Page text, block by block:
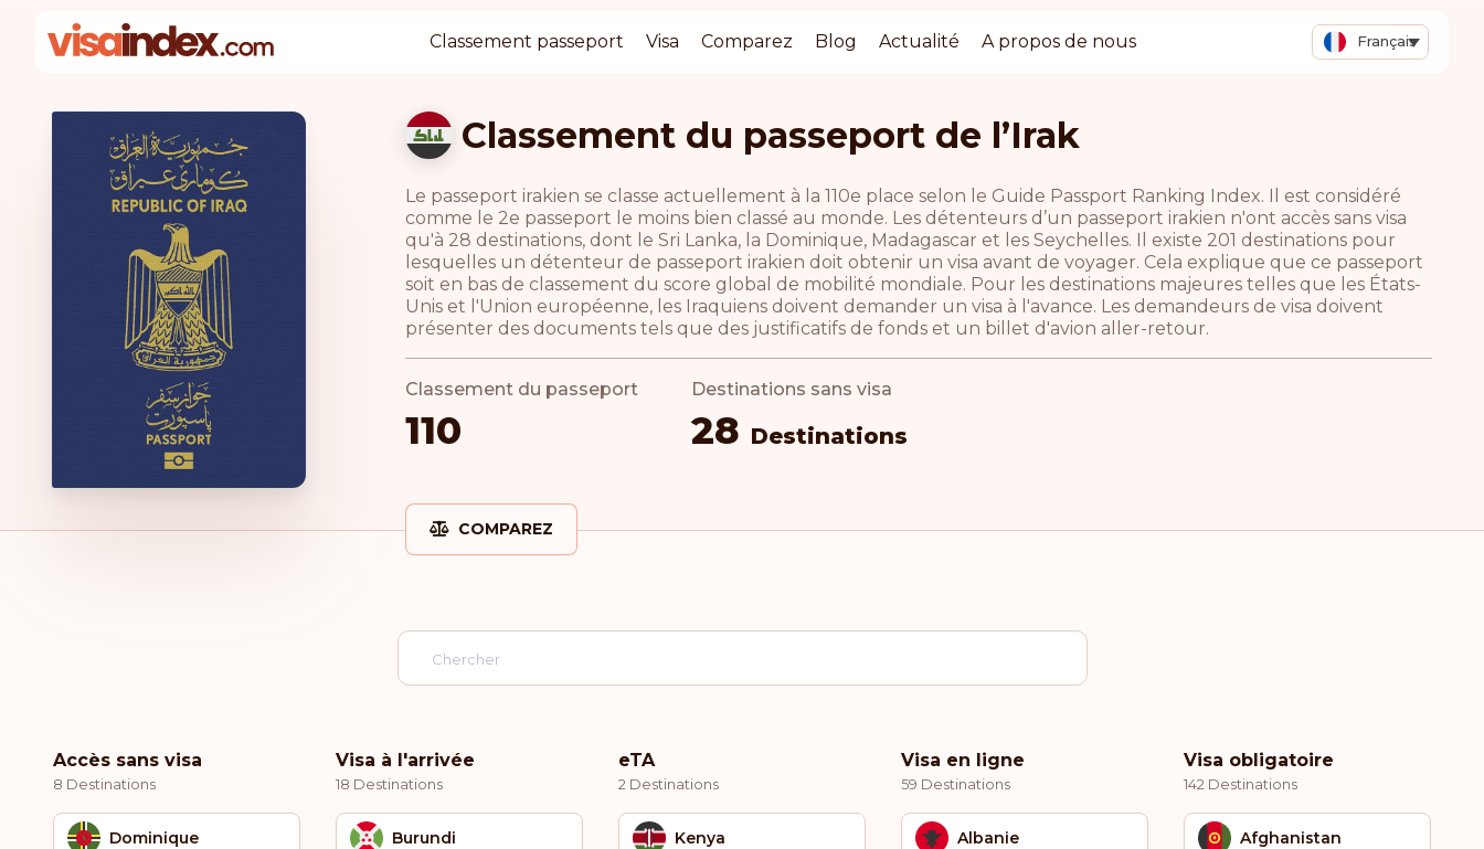
Français
Classement passeport Visa Comparez Blog Actualité A propos de nous
Classement du passeport de l’Irak
Le passeport irakien se classe actuellement à la 110e place selon le Guide Passport Ranking Index. Il est considéré
comme le 2e passeport le moins bien classé au monde. Les détenteurs d’un passeport irakien n'ont accès sans visa
qu'à 28 destinations, dont le Sri Lanka, la Dominique, Madagascar et les Seychelles. Il existe 201 destinations pour
lesquelles un détenteur de passeport irakien doit obtenir un visa avant de voyager. Cela explique que ce passeport
soit en bas de classement du score global de mobilité mondiale. Pour les destinations majeures telles que les États-
Unis et l'Union européenne, les Iraquiens doivent demander un visa à l'avance. Les demandeurs de visa doivent
présenter des documents tels que des justificatifs de fonds et un billet d'avion aller-retour.
Classement du passeport
110
Destinations sans visa
28 Destinations
COMPAREZ
Accès sans visa
8 Destinations
Dominique
Visa à l'arrivée
18 Destinations
Burundi
eTA
2 Destinations
Kenya
Visa en ligne
59 Destinations
Albanie
Visa obligatoire
142 Destinations
Afghanistan